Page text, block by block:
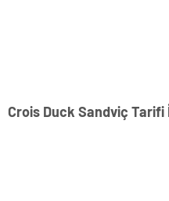
Crois Duck Sandviç